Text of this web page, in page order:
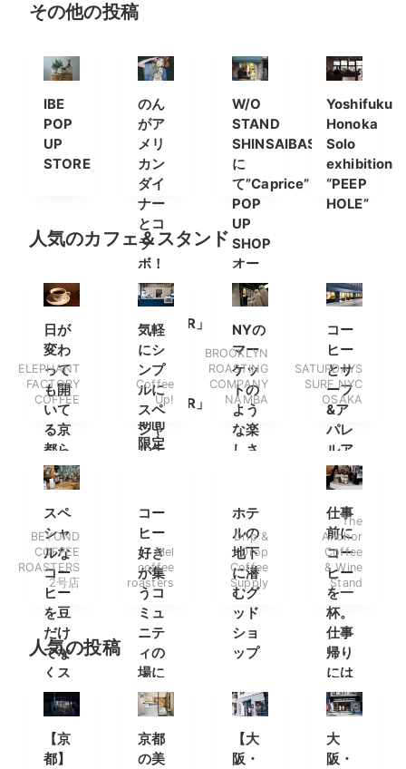
その他の投稿
IBE
POP
UP
STORE
のん
がア
メリ
カン
ダイ
ナー
とコ
ラ
ボ！
「ON
THE
CORNER」
改め
「NON
THE
CORNER」
期間
限定
W/O
STAND
SHINSAIBASHI
に
て”Caprice”
POP
UP
SHOP
オー
プン
Yoshifuku
Honoka
Solo
exhibition
“PEEP
HOLE”
人気のカフェ＆スタンド
日が
変わ
って
も開
いて
る京
都ら
しい
コー
ヒー
ショ
ップ
ELEPHANT
FACTORY
COFFEE
気軽
にシ
ンプ
ルに
スペ
シャ
ルテ
ーを
Coffee
Up!
NYの
マー
ケッ
トの
よう
な楽
しさ
るカ
フェ
BROOKLYN
ROASTING
COMPANY
NAMBA
コー
ヒー
とサ
ーフ
&ア
パレ
ルア
イテ
ムを
楽し
みに
南船
場へ
SATURDAYS
SURF NYC
OSAKA
スペ
シャ
ルな
コー
ヒー
を豆
だけ
でな
くス
タン
ドで
も
BEYOND
COFFEE
ROASTERS
2号店
コー
ヒー
好き
が集
うコ
ミュ
ニテ
ィの
場に
Mel
coffee
roasters
ホテ
ルの
地下
に潜
むグ
ッド
ショ
ップ
Drip &
Drop
Coffee
Supply
仕事
前に
コー
ヒー
を一
杯。
仕事
帰り
には
ワイ
ンを
一
杯。
The
Anchor
Coffee
& Wine
Stand
人気の投稿
【京
都】
京都
の美
【大
阪・
大
阪・